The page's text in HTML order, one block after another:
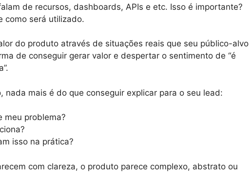
de recursos, dashboards, APIs e etc. Isso é importante?
como será utilizado.
do produto através de situações reais que seu público-alvo
de conseguir gerar valor e despertar o sentimento de “é
nada mais é do que conseguir explicar para o seu lead:
meu problema?
isso na prática?
com clareza, o produto parece complexo, abstrato ou